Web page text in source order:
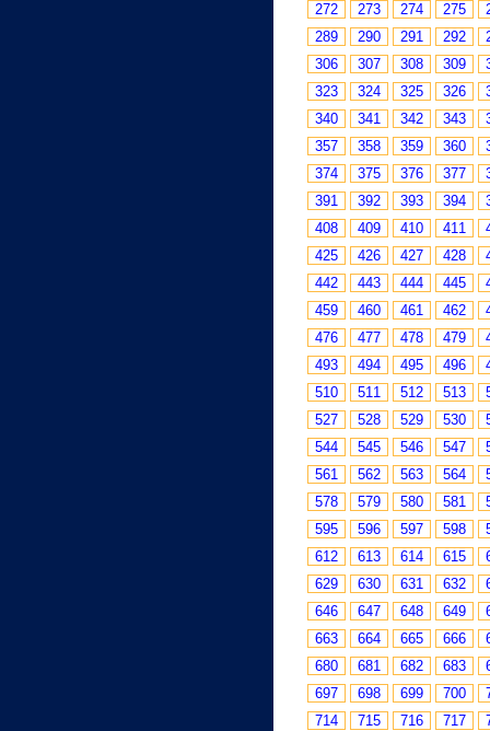
272
273 274 275
289
290 291 292
306
307 308 309
323
324 325 326
340
341 342 343
357
358 359 360
374
375 376 377
391
392 393 394
408
409 410 411
425
426 427 428
442
443 444 445
459
460 461 462
476
477 478 479
493
494 495 496
510
511 512 513
527
528 529 530
544
545 546 547
561
562 563 564
578
579 580 581
595
596 597 598
612
613 614 615
629
630 631 632
646
647 648 649
663
664 665 666
680
681 682 683
697
698 699 700
714
715 716 717